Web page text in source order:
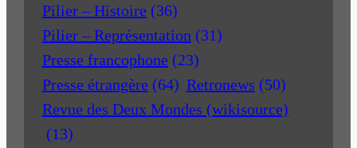
Pilier – Histoire (36)
Pilier – Représentation (31)
Presse francophone (23)
Presse étrangère (64) Retronews (50)
Revue des Deux Mondes (wikisource)
(13)